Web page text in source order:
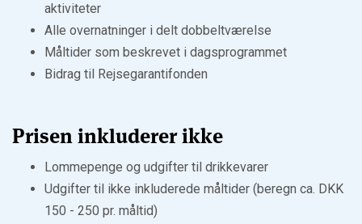
aktiviteter
Alle overnatninger i delt dobbeltværelse
Måltider som beskrevet i dagsprogrammet
Bidrag til Rejsegarantifonden
Prisen inkluderer ikke
Lommepenge og udgifter til drikkevarer
Udgifter til ikke inkluderede måltider (beregn ca. DKK
150 - 250 pr. måltid)